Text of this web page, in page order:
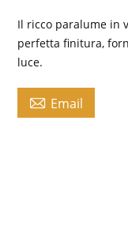
Il ricco paralume in
perfetta finitura,
luce.
 Email